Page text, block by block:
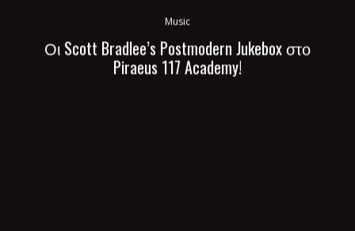
Music
Οι Scott Bradlee’s Postmodern Jukebox στο
Piraeus 117 Academy!